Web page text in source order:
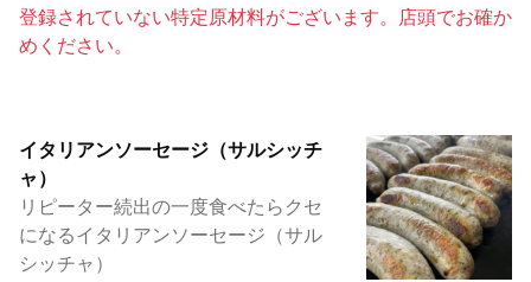
登録されていない特定原材料がございます。店頭でお確か
めください。
イタリアンソーセージ（サルシッチ
ャ）
リピーター続出の一度食べたらクセ
になるイタリアンソーセージ（サル
シッチャ）